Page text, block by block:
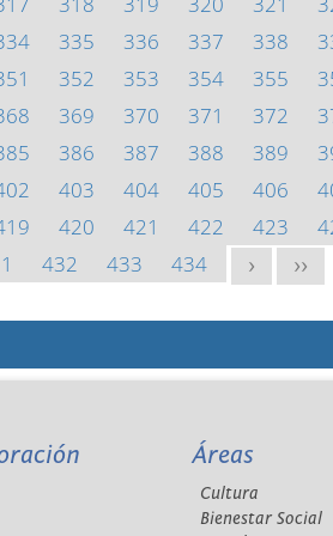
335 336 337 338
352 353 354 355
369 370 371 372
386 387 388 389
403 404 405 406
420 421 422 423
432 433 434 > >>
Áreas
Cultura
Bienestar Social